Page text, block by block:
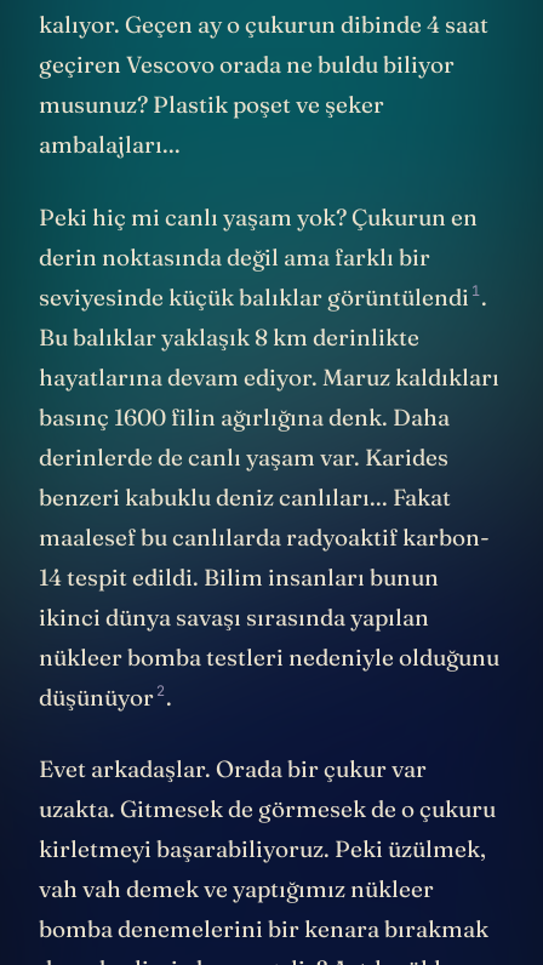
kalıyor. Geçen ay o çukurun dibinde 4 saat
geçiren Vescovo orada ne buldu biliyor
musunuz? Plastik poşet ve şeker
ambalajları...
Peki hiç mi canlı yaşam yok? Çukurun en
derin noktasında değil ama farklı bir
seviyesinde küçük balıklar görüntülendi 1.
Bu balıklar yaklaşık 8 km derinlikte
hayatlarına devam ediyor. Maruz kaldıkları
basınç 1600 filin ağırlığına denk. Daha
derinlerde de canlı yaşam var. Karides
benzeri kabuklu deniz canlıları... Fakat
maalesef bu canlılarda radyoaktif karbon-
14 tespit edildi. Bilim insanları bunun
ikinci dünya savaşı sırasında yapılan
nükleer bomba testleri nedeniyle olduğunu
düşünüyor2.
Evet arkadaşlar. Orada bir çukur var
uzakta. Gitmesek de görmesek de o çukuru
kirletmeyi başarabiliyoruz. Peki üzülmek,
vah vah demek ve yaptığımız nükleer
bomba denemelerini bir kenara bırakmak